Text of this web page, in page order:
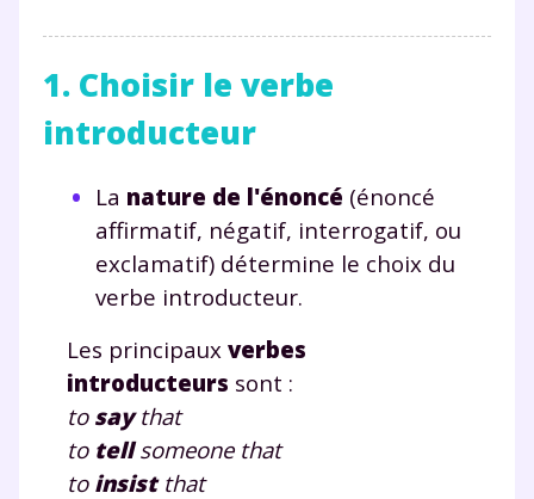
1. Choisir le verbe
introducteur
La nature de l'énoncé (énoncé
affirmatif, négatif, interrogatif, ou
exclamatif) détermine le choix du
verbe introducteur.
Les principaux verbes
introducteurs sont :
to saythat
to tellsomeone that
to insistthat